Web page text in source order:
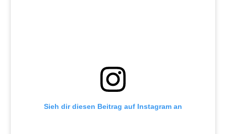
Sieh dir diesen Beitrag auf Instagram an